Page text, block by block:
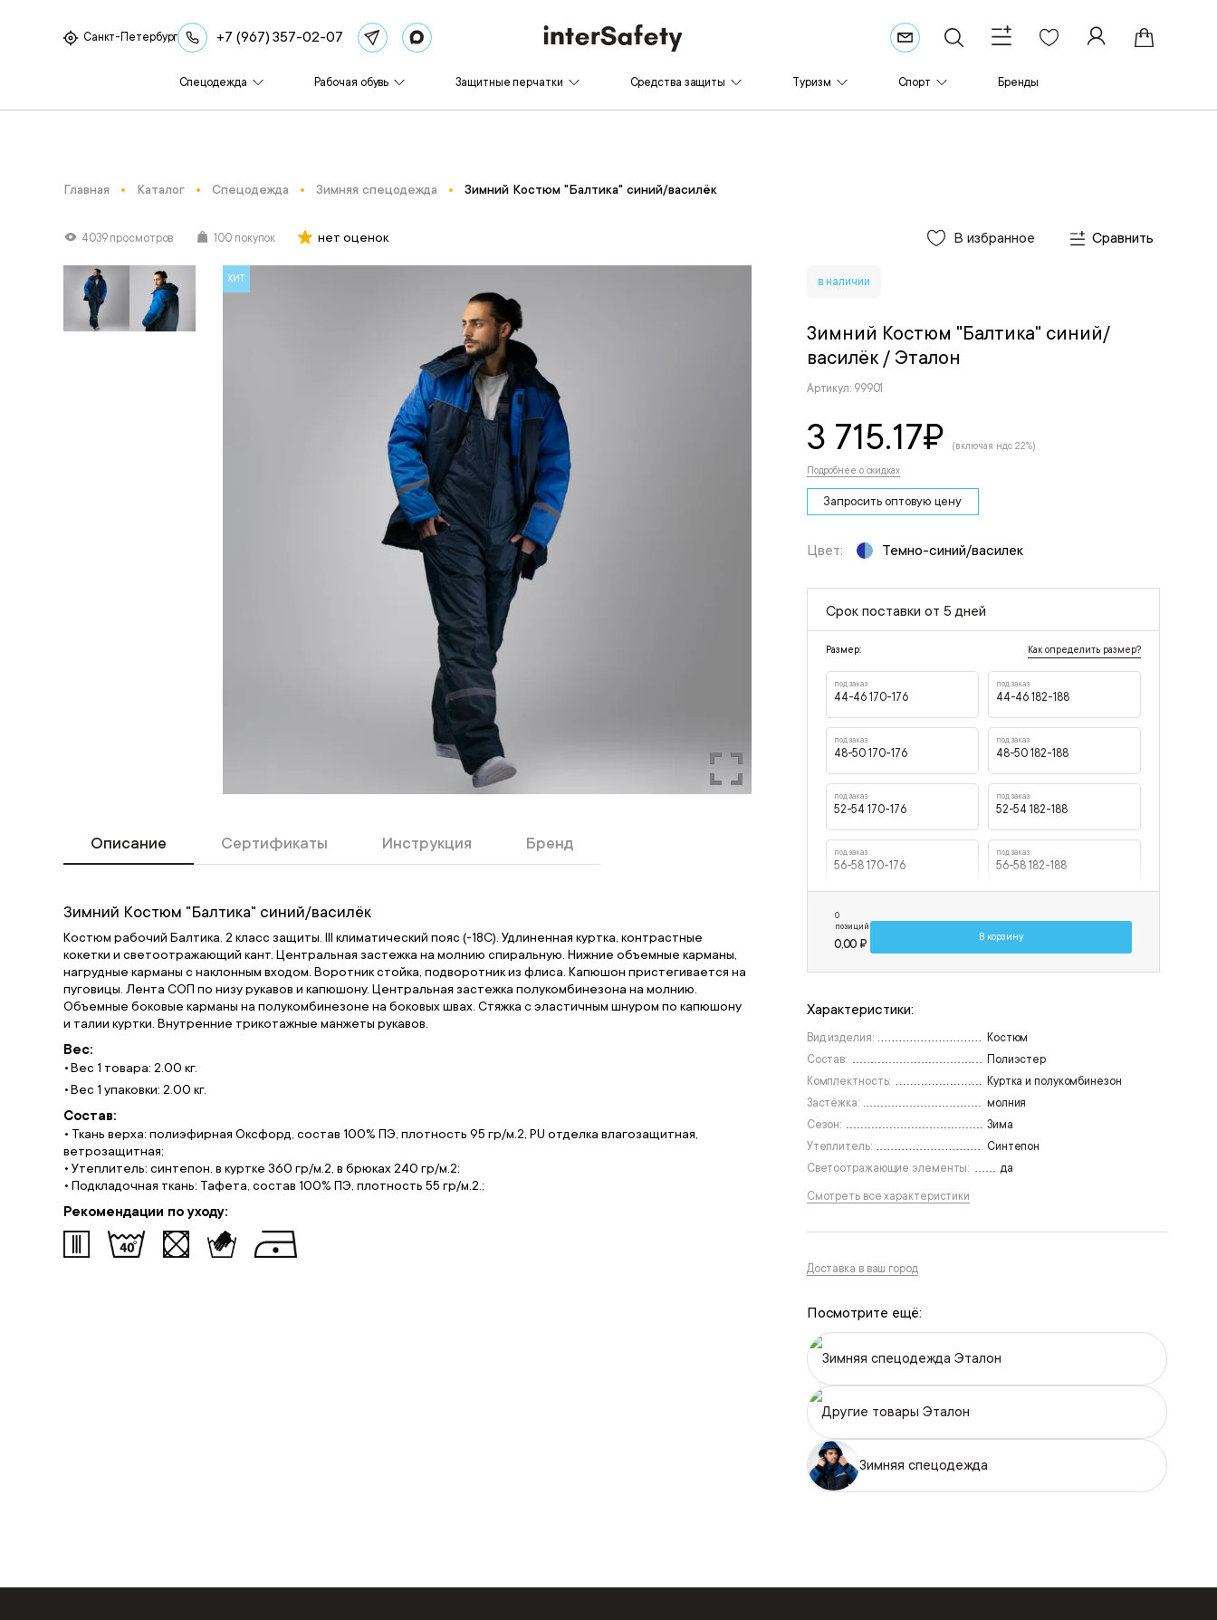
Санкт-Петербург +7 (967) 357-02-07
Спецодежда Рабочая обувь Защитные перчатки Средства защиты Туризм Спорт Бренды
Главная Каталог Спецодежда Зимняя спецодежда Зимний Костюм "Балтика" синий/василёк
4039 просмотров 100 покупок нет оценок В избранное Сравнить
ХИТ
Описание Сертификаты Инструкция Бренд
Зимний Костюм "Балтика" синий/василёк
Костюм рабочий Балтика. 2 класс защиты. III климатический пояс (-18С). Удлиненная куртка, контрастные
кокетки и светоотражающий кант. Центральная застежка на молнию спиральную. Нижние объемные карманы,
нагрудные карманы с наклонным входом. Воротник стойка, подворотник из флиса. Капюшон пристегивается на
пуговицы. Лента СОП по низу рукавов и капюшону. Центральная застежка полукомбинезона на молнию.
Объемные боковые карманы на полукомбинезоне на боковых швах. Стяжка с эластичным шнуром по капюшону
и талии куртки. Внутренние трикотажные манжеты рукавов.
Вес:
Вес 1 товара: 2.00 кг.
Вес 1 упаковки: 2.00 кг.
Состав:
• Ткань верха: полиэфирная Оксфорд, состав 100% ПЭ, плотность 95 гр/м.2, PU отделка влагозащитная,
ветрозащитная;
• Утеплитель: синтепон, в куртке 360 гр/м.2, в брюках 240 гр/м.2;
• Подкладочная ткань: Тафета, состав 100% ПЭ, плотность 55 гр/м.2.;
Рекомендации по уходу:
в наличии
Зимний Костюм "Балтика" синий/
василёк / Эталон
Артикул: 99901
3 715.17₽ (включая ндс 22%)
Подробнее о скидках
Запросить оптовую цену
Цвет: Темно-синий/василек
Срок поставки от 5 дней
Размер: Как определить размер?
под заказ
44-46 170-176
под заказ
44-46 182-188
под заказ
48-50 170-176
под заказ
48-50 182-188
под заказ
52-54 170-176
под заказ
52-54 182-188
под заказ
56-58 170-176
под заказ
56-58 182-188
60-62 170-176 60-62 182-188
0
позиций
0,00 ₽
В корзину
Характеристики:
Вид изделия:
Костюм
Состав:
Полиэстер
Комплектность:
Куртка и полукомбинезон
Застёжка:
молния
Сезон:
Зима
Утеплитель:
Синтепон
Светоотражающие элементы:
да
Смотреть все характеристики
Доставка в ваш город
Посмотрите ещё:
Зимняя спецодежда Эталон
Другие товары Эталон
Зимняя спецодежда